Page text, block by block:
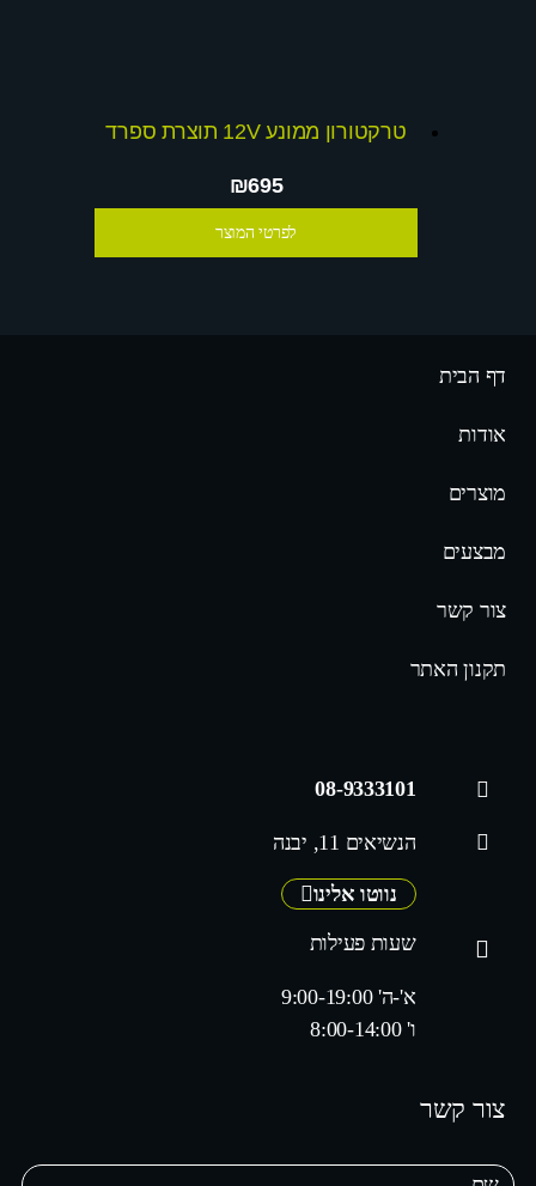
טרקטורון ממונע 12V תוצרת ספרד
₪695
לפרטי המוצר
דף הבית
אודות
מוצרים
מבצעים
צור קשר
תקנון האתר
08-9333101
הנשיאים 11, יבנה
נווטו אלינו
שעות פעילות
א'-ה' 9:00-19:00
ו' 8:00-14:00
צור קשר